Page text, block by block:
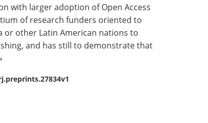
with larger adoption of Open Access
of research funders oriented to
or other Latin American nations to
and has still to demonstrate that